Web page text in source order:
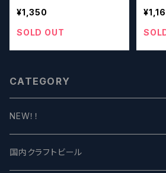
e
¥1,350
SOLD OUT
CATEGORY
NEW！！
国内クラフトビール